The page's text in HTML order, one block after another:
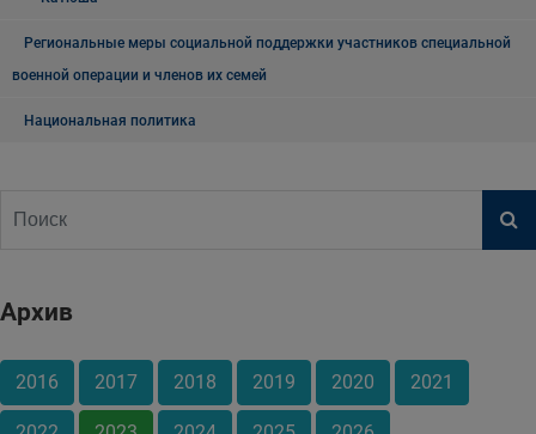
Региональные меры социальной поддержки участников специальной
военной операции и членов их семей
Национальная политика
Архив
2016 2017 2018 2019 2020 2021